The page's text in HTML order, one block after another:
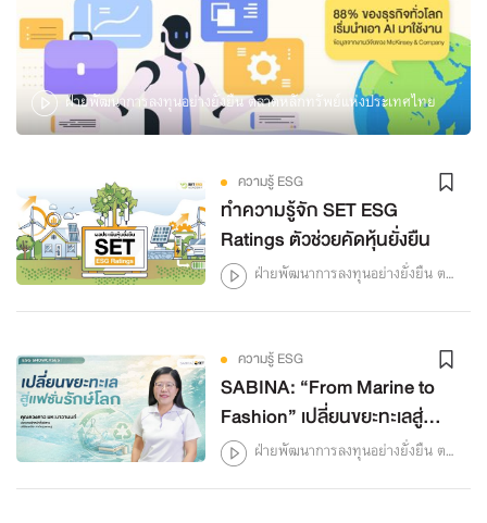
ฝ่ายพัฒนาการลงทุนอย่างยั่งยืน ตลาดหลักทรัพย์แห่งประเทศไทย
ความรู้ ESG
ทำความรู้จัก SET ESG
Ratings ตัวช่วยคัดหุ้นยั่งยืน
ฝ่ายพัฒนาการลงทุนอย่างยั่งยืน ตลาดหลักทรัพย์แห่งประเทศไทย
ความรู้ ESG
SABINA: “From Marine to
Fashion” เปลี่ยนขยะทะเลสู่
แฟชั่นรักษ์โลก
ฝ่ายพัฒนาการลงทุนอย่างยั่งยืน ตลาดหลักทรัพย์แห่งประเทศไทย